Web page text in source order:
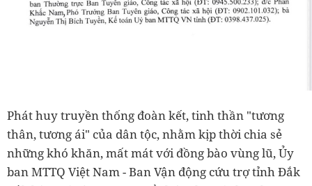
Phát huy truyền thống đoàn kết, tinh thần "tương
thân, tương ái" của dân tộc, nhằm kịp thời chia sẻ
những khó khăn, mất mát với đồng bào vùng lũ, Ủy
ban MTTQ Việt Nam - Ban Vận động cứu trợ tỉnh Đắk